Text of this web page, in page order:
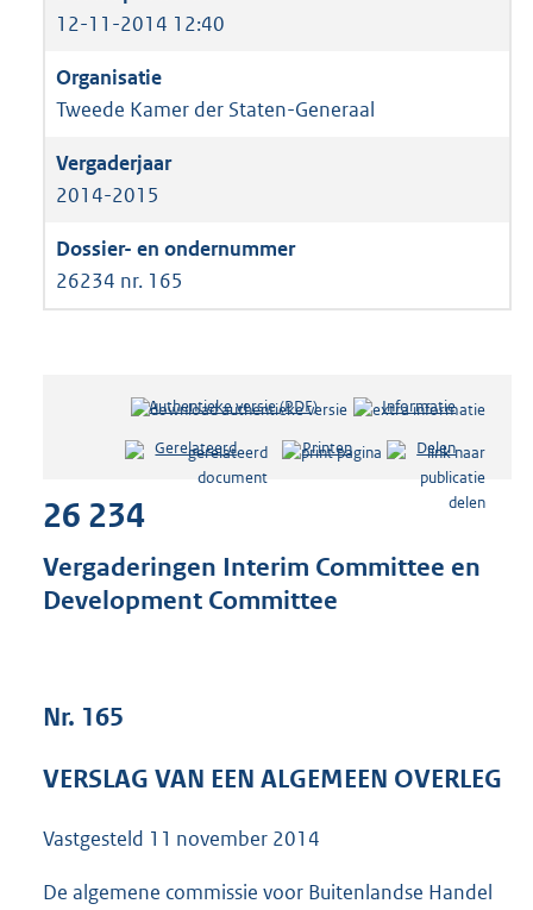
12-11-2014 12:40
Tweede Kamer der Staten-Generaal
2014-2015
26234 nr. 165
Authentieke versie (PDF)b
s
d
s
g
:
6
b
Informatie
Gerelateerd Printen Delen
26 234
Vergaderingen Interim Committee en
Development Committee
Nr. 165
VERSLAG VAN EEN ALGEMEEN OVERLEG
Vastgesteld 11 november 2014
De algemene commissie voor Buitenlandse Handel